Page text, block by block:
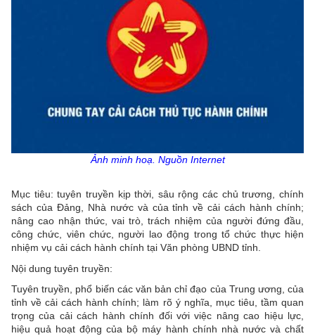
Ảnh minh hoạ. Nguồn Internet
Mục tiêu: tuyên truyền kịp thời, sâu rộng các chủ trương, chính
sách của Đảng, Nhà nước và của tỉnh về cải cách hành chính;
nâng cao nhận thức, vai trò, trách nhiệm của người đứng đầu,
công chức, viên chức, người lao động trong tổ chức thực hiện
nhiệm vụ cải cách hành chính tại Văn phòng UBND tỉnh.
Nội dung tuyên truyền:
Tuyên truyền, phổ biến các văn bản chỉ đạo của Trung ương, của
tỉnh về cải cách hành chính; làm rõ ý nghĩa, mục tiêu, tầm quan
trọng của cải cách hành chính đối với việc nâng cao hiệu lực,
hiệu quả hoạt động của bộ máy hành chính nhà nước và chất